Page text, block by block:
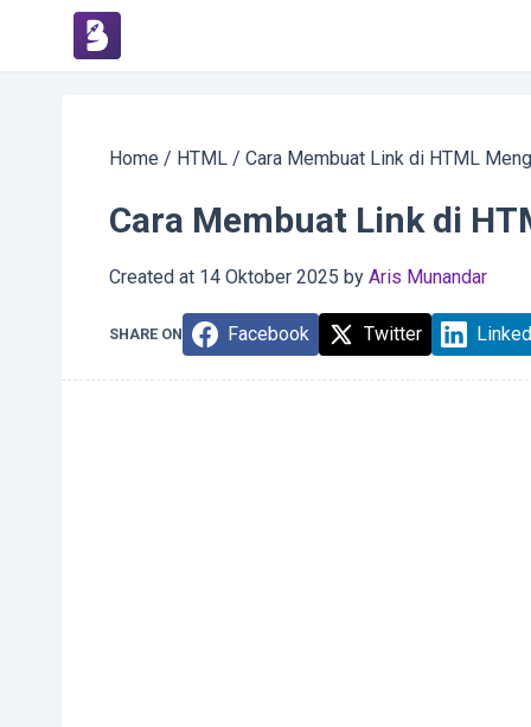
Home / HTML / Cara Membuat Link di HTML
Cara Membuat Link di
Created at 14 Oktober 2025 by Aris Munandar
SHARE ON Facebook Twitter